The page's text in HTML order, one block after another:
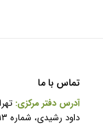
تماس با ما
آدرس دفتر مرکزی:
داود رشیدی، شماره ۱۳- طبقه پنجم.